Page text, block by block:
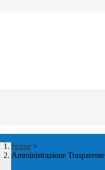
Home >
Amministrazione Trasparente